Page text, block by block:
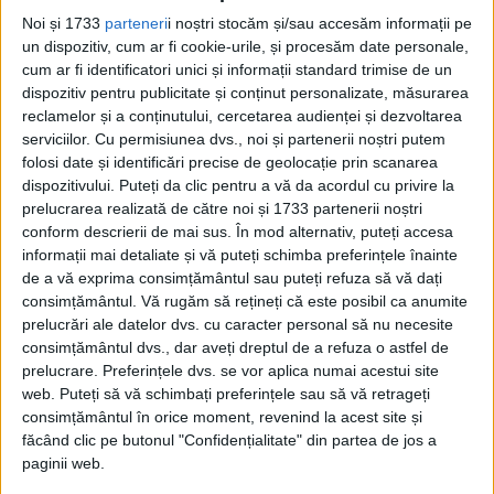
Noi și 1733 partenerii noștri stocăm și/sau accesăm informații pe
un dispozitiv, cum ar fi cookie-urile, și procesăm date personale,
cum ar fi identificatori unici și informații standard trimise de un
dispozitiv pentru publicitate și conținut personalizate, măsurarea
reclamelor și a conținutului, cercetarea audienței și dezvoltarea
serviciilor. Cu permisiunea dvs., noi și partenerii noștri putem
folosi date și identificări precise de geolocație prin scanarea
dispozitivului. Puteți da clic pentru a vă da acordul cu privire la
prelucrarea realizată de către noi și 1733 partenerii noștri
conform descrierii de mai sus. În mod alternativ, puteți accesa
informații mai detaliate și vă puteți schimba preferințele înainte
de a vă exprima consimțământul sau puteți refuza să vă dați
consimțământul. Vă rugăm să rețineți că este posibil ca anumite
prelucrări ale datelor dvs. cu caracter personal să nu necesite
consimțământul dvs., dar aveți dreptul de a refuza o astfel de
prelucrare. Preferințele dvs. se vor aplica numai acestui site
web. Puteți să vă schimbați preferințele sau să vă retrageți
consimțământul în orice moment, revenind la acest site și
făcând clic pe butonul "Confidențialitate" din partea de jos a
paginii web.
Din ultima ediție ...
Regina României
Carol al II-lea și acțiunile sale care au ruinat
România Mare
Afaceri oneroase care au marcat România
modernă: Strousberg și Hallier
ETICHETE: DETINUT,GHEORGHE GHEORGHIU-DEJ
PUBLICAT IN CATEGORIILE: AUGUST 2020
DISTRIBUIE ȘTIREA:
FACEBOOK
TWITTER
DACĂ VA PLAC MATERIALELE PUBLICATE, VA INVITĂM SĂ NE URMĂRIȚI
ȘI PE PAGINA NOASTRĂ DE FACEBOOK
RECOMANDARI PENTRU TINE